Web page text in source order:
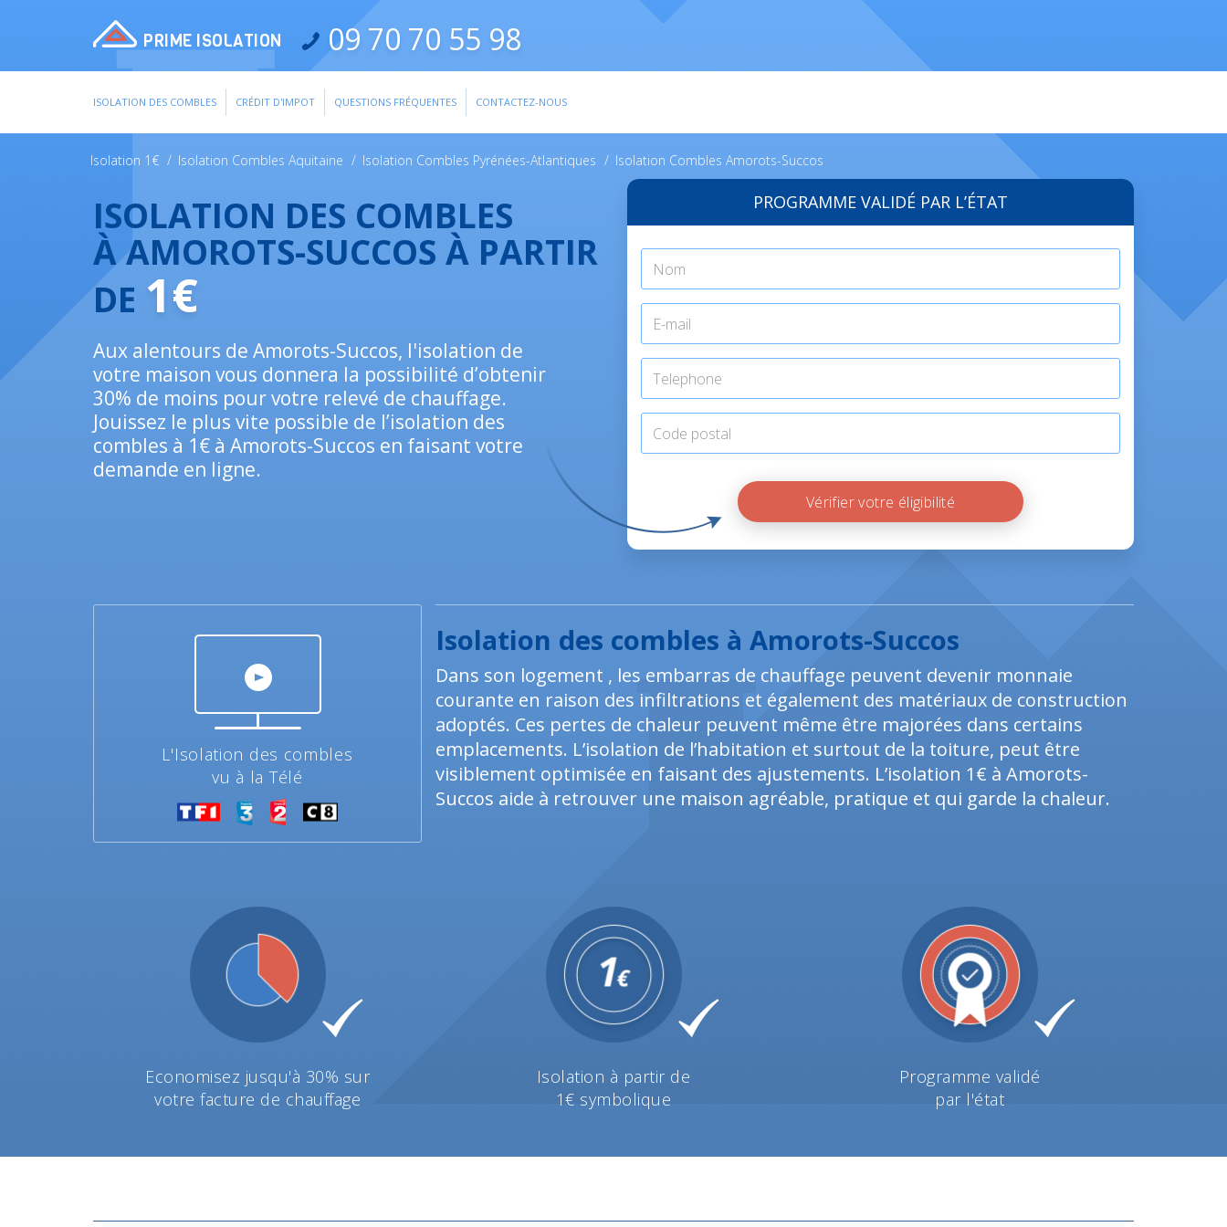
PRIME ISOLATION 09 70 70 55 98
ISOLATION DES COMBLES CRÉDIT D'IMPOT QUESTIONS FRÉQUENTES CONTACTEZ-NOUS
Isolation 1€ / Isolation Combles Aquitaine / Isolation Combles Pyrénées-Atlantiques / Isolation Combles Amorots-Succos
ISOLATION DES COMBLES
À AMOROTS-SUCCOS À PARTIR
DE 1€
Aux alentours de Amorots-Succos, l'isolation de
votre maison vous donnera la possibilité d’obtenir
30% de moins pour votre relevé de chauffage.
Jouissez le plus vite possible de l’isolation des
combles à 1€ à Amorots-Succos en faisant votre
demande en ligne.
PROGRAMME VALIDÉ PAR L’ÉTAT
Vérifier votre éligibilité
L'Isolation des combles
vu à la Télé
Isolation des combles à Amorots-Succos
Dans son logement , les embarras de chauffage peuvent devenir monnaie
courante en raison des infiltrations et également des matériaux de construction
adoptés. Ces pertes de chaleur peuvent même être majorées dans certains
emplacements. L’isolation de l’habitation et surtout de la toiture, peut être
visiblement optimisée en faisant des ajustements. L’isolation 1€ à Amorots-
Succos aide à retrouver une maison agréable, pratique et qui garde la chaleur.
Economisez jusqu'à 30% sur
votre facture de chauffage
Isolation à partir de
1€ symbolique
Programme validé
par l'état